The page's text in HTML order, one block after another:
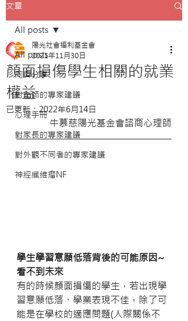
文章
All posts
同儕分享
對老師的專家建議
心理手冊
對家長的專家建議
對外觀不同者的專家建議
神經纖維瘤NF
All posts
顏面損傷學生相關的就業
權益
陽光社會福利基金會
2021年11月30日
已更新：2022年6月14日
牛慕慈陽光基金會諮商心理師
學生學習意願低落背後的可能原因~
看不到未來
有的時候顏面損傷的學生，若出現學
習意願低落、學業表現不佳，除了可
能是在學校的適應問題(人際關係不